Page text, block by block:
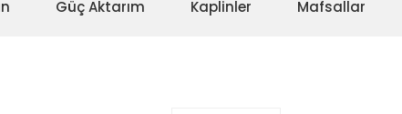
Güç Aktarım Kaplinler Mafsallar